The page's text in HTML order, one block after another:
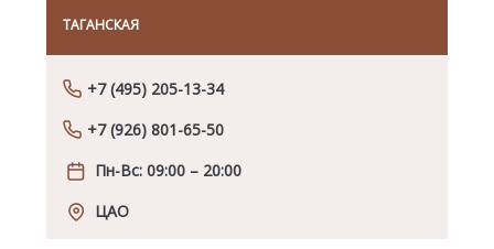
ТАГАНСКАЯ
+7 (495) 205-13-34
+7 (926) 801-65-50
Пн-Вс: 09:00 – 20:00
ЦАО